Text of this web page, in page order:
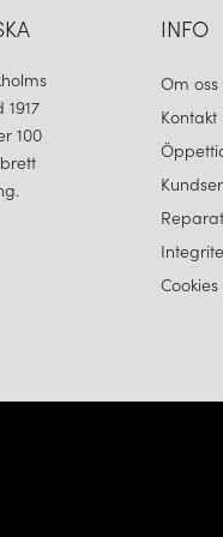
100
INFO
Om oss
Kontakt
Cookies